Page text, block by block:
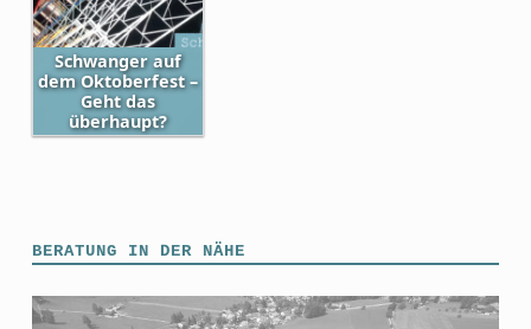
Schwanger auf
dem Oktoberfest –
Geht das
überhaupt?
BERATUNG IN DER NÄHE